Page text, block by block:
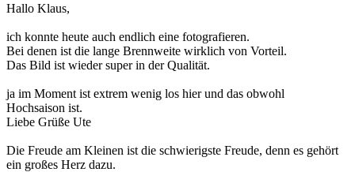
Hallo Klaus,
ich konnte heute auch endlich eine fotografieren.
Bei denen ist die lange Brennweite wirklich von Vorteil.
Das Bild ist wieder super in der Qualität.
ja im Moment ist extrem wenig los hier und das obwohl
Hochsaison ist.
Liebe Grüße Ute
Die Freude am Kleinen ist die schwierigste Freude, denn es gehört
ein großes Herz dazu.